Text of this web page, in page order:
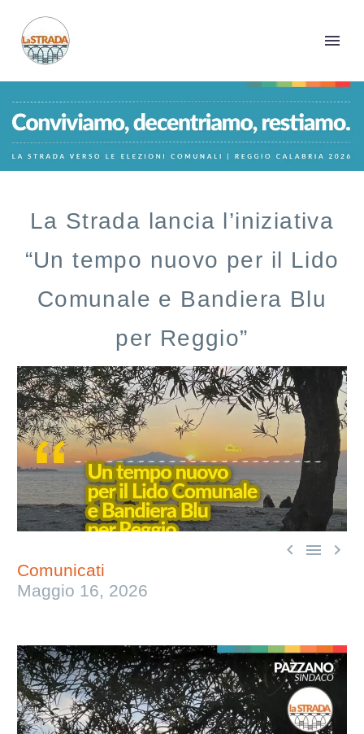
La Strada lancia l’iniziativa
“Un tempo nuovo per il Lido
Comunale e Bandiera Blu
per Reggio”
  
Comunicati
Maggio 16, 2026